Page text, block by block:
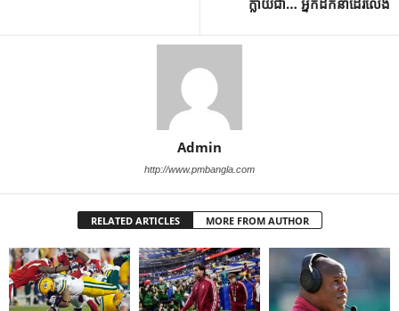
Admin
http://www.pmbangla.com
RELATED ARTICLES MORE FROM AUTHOR